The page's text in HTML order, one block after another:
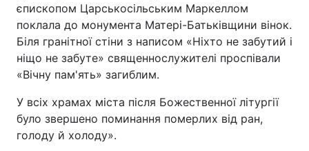
єпископом Царськосільським Маркеллом
поклала до монумента Матері-Батьківщини вінок.
Біля гранітної стіни з написом «Ніхто не забутий і
ніщо не забуте» священнослужителі проспівали
«Вічну пам'ять» загиблим.
У всіх храмах міста після Божественної літургії
було звершено поминання померлих від ран,
голоду й холоду».